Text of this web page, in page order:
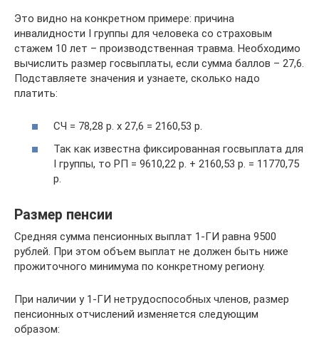
Это видно на конкретном примере: причина
инвалидности I группы для человека со страховым
стажем 10 лет – производственная травма. Необходимо
вычислить размер госвыплаты, если сумма баллов – 27,6.
Подставляете значения и узнаете, сколько надо
платить:
СЧ = 78,28 р. х 27,6 = 2160,53 р.
Так как известна фиксированная госвыплата для
I группы, то РП = 9610,22 р. + 2160,53 р. = 11770,75
р.
Размер пенсии
Средняя сумма пенсионных выплат 1-ГИ равна 9500
рублей. При этом объем выплат не должен быть ниже
прожиточного минимума по конкретному региону.
При наличии у 1-ГИ нетрудоспособных членов, размер
пенсионных отчислений изменяется следующим
образом: